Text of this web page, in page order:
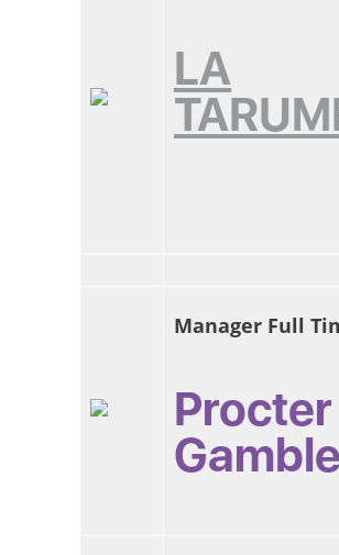
LA
Manager Full
Gamble